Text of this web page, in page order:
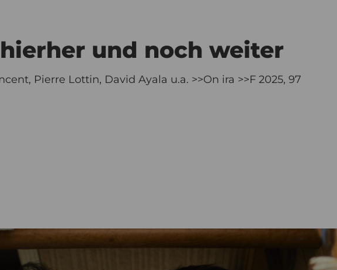
und noch weiter
Pierre Lottin, David Ayala u.a. >>On ira >>F 2025, 97